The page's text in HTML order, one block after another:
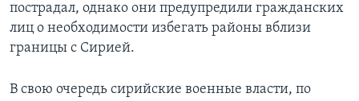
пострадал, однако они предупредили гражданских
лиц о необходимости избегать районы вблизи
границы с Сирией.
В свою очередь сирийские военные власти, по